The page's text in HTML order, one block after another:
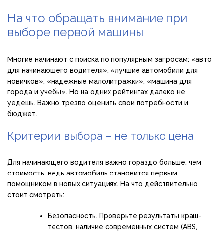
На что обращать внимание при
выборе первой машины
Многие начинают с поиска по популярным запросам: «авто
для начинающего водителя», «лучшие автомобили для
новичков», «надежные малолитражки», «машина для
города и учебы». Но на одних рейтингах далеко не
уедешь. Важно трезво оценить свои потребности и
бюджет.
Критерии выбора – не только цена
Для начинающего водителя важно гораздо больше, чем
стоимость, ведь автомобиль становится первым
помощником в новых ситуациях. На что действительно
стоит смотреть:
Безопасность. Проверьте результаты краш-
тестов, наличие современных систем (ABS,